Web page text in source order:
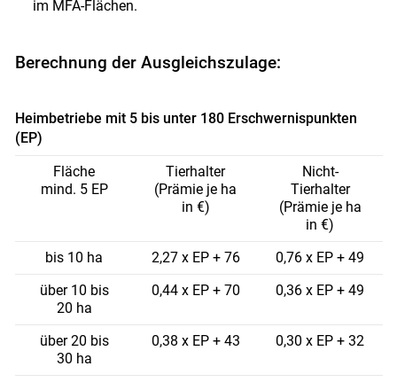
im MFA-Flächen.
Berechnung der Ausgleichszulage:
Heimbetriebe mit 5 bis unter 180 Erschwernispunkten
(EP)
Fläche
mind. 5 EP
Tierhalter
(Prämie je ha
in €)
Nicht-
Tierhalter
(Prämie je ha
in €)
bis 10 ha
2,27 x EP + 76
0,76 x EP + 49
über 10 bis
20 ha
0,44 x EP + 70 0,36 x EP + 49
über 20 bis
30 ha
0,38 x EP + 43 0,30 x EP + 32